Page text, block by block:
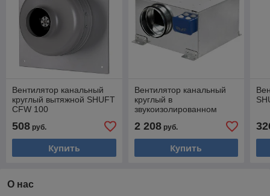
Вентилятор канальный
круглый вытяжной SHUFT
CFW 100
508 руб.
Купить
Вентилятор канальный
круглый в
звукоизолированном
корпусе SHUFT ICFE 125
VIM
2 208руб.
Купить
О нас